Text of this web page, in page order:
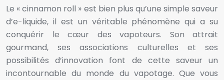
Le « cinnamon roll » est bien plus qu’une simple saveur
d’e-liquide, il est un véritable phénomène qui a su
conquérir le cœur des vapoteurs. Son attrait
gourmand, ses associations culturelles et ses
possibilités d’innovation font de cette saveur un
incontournable du monde du vapotage. Que vous